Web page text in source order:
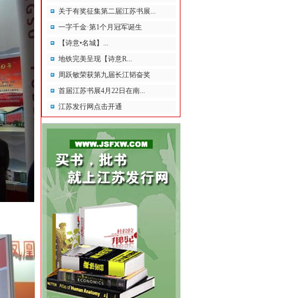
关于有奖征集第二届江苏书展...
一字千金·第1个月冠军诞生
【诗意•名城】...
地铁完美呈现【诗意R...
周跃敏荣获第九届长江韬奋奖
首届江苏书展4月22日在南...
江苏发行网点击开通